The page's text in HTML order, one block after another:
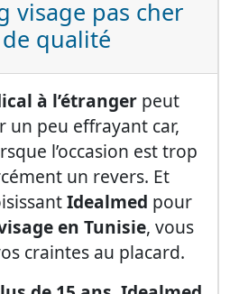
visage pas cher
qualité
à l’étranger peut
un peu effrayant car,
l’occasion est trop
un revers. Et
Idealmed pour
en Tunisie, vous
craintes au placard.